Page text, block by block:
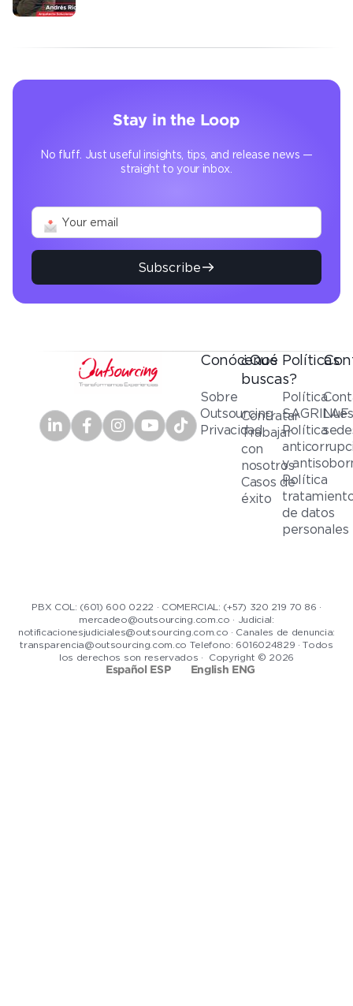
Stay in the Loop
No fluff. Just useful insights, tips, and release news —
straight to your inbox.
Subscribe
Conócenos
Sobre
Outsourcing
Privacidad
¿Qué
buscas?
Contratar
Trabajar
con
nosotros
Casos de
éxito
Políticas
Política
SAGRILAF
Política
y
Política
de datos
personales
PBX COL: (601) 600 0222 · COMERCIAL: (+57) 320 219 70 86 ·
mercadeo@outsourcing.com.co · Judicial:
notificacionesjudiciales@outsourcing.com.co · Canales de denuncia:
transparencia@outsourcing.com.co Telefono: 6016024829 · Todos
los derechos son reservados · Copyright © 2026
Español ESP English ENG